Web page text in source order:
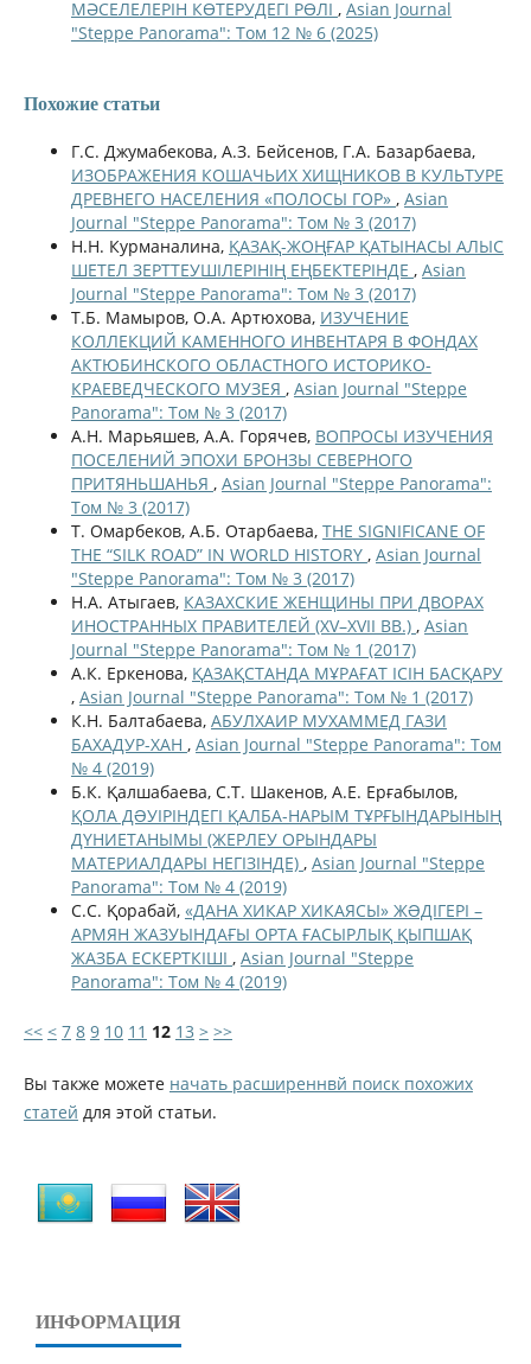
МӘСЕЛЕЛЕРІН КӨТЕРУДЕГІ РӨЛІ , Asian Journal
"Steppe Panorama": Том 12 № 6 (2025)
Похожие статьи
Г.С. Джумабекова, А.З. Бейсенов, Г.А. Базарбаева,
ИЗОБРАЖЕНИЯ КОШАЧЬИХ ХИЩНИКОВ В КУЛЬТУРЕ
ДРЕВНЕГО НАСЕЛЕНИЯ «ПОЛОСЫ ГОР» , Asian
Journal "Steppe Panorama": Том № 3 (2017)
Н.Н. Курманалина, ҚАЗАҚ-ЖОҢҒАР ҚАТЫНАСЫ АЛЫС
ШЕТЕЛ ЗЕРТТЕУШІЛЕРІНІҢ ЕҢБЕКТЕРІНДЕ , Asian
Journal "Steppe Panorama": Том № 3 (2017)
Т.Б. Мамыров, О.А. Артюхова, ИЗУЧЕНИЕ
КОЛЛЕКЦИЙ КАМЕННОГО ИНВЕНТАРЯ В ФОНДАХ
АКТЮБИНСКОГО ОБЛАСТНОГО ИСТОРИКО-
КРАЕВЕДЧЕСКОГО МУЗЕЯ , Asian Journal "Steppe
Panorama": Том № 3 (2017)
А.Н. Марьяшев, А.А. Горячев, ВОПРОСЫ ИЗУЧЕНИЯ
ПОСЕЛЕНИЙ ЭПОХИ БРОНЗЫ СЕВЕРНОГО
ПРИТЯНЬШАНЬЯ , Asian Journal "Steppe Panorama":
Том № 3 (2017)
Т. Oмарбеков, A.Б. Отарбаева, THE SIGNIFICANE OF
THE “SILK ROAD” IN WORLD HISTORY , Asian Journal
"Steppe Panorama": Том № 3 (2017)
Н.А. Атыгаев, КАЗАХСКИЕ ЖЕНЩИНЫ ПРИ ДВОРАХ
ИНОСТРАННЫХ ПРАВИТЕЛЕЙ (XV–XVII ВВ.) , Asian
Journal "Steppe Panorama": Том № 1 (2017)
А.К. Еркенова, ҚАЗАҚСТАНДА МҰРАҒАТ ІСІН БАСҚАРУ
, Asian Journal "Steppe Panorama": Том № 1 (2017)
К.Н. Балтабаева, АБУЛХАИР МУХАММЕД ГАЗИ
БАХАДУР-ХАН , Asian Journal "Steppe Panorama": Том
№ 4 (2019)
Б.К. Қалшабаева, С.Т. Шакенов, А.Е. Ерғабылов,
ҚОЛА ДƏУІРІНДЕГІ ҚАЛБА-НАРЫМ ТҰРҒЫНДАРЫНЫҢ
ДҮНИЕТАНЫМЫ (ЖЕРЛЕУ ОРЫНДАРЫ
МАТЕРИАЛДАРЫ НЕГІЗІНДЕ) , Asian Journal "Steppe
Panorama": Том № 4 (2019)
С.С. Қорабай, «ДАНА ХИКАР ХИКАЯСЫ» ЖƏДІГЕРІ –
АРМЯН ЖАЗУЫНДАҒЫ ОРТА ҒАСЫРЛЫҚ ҚЫПШАҚ
ЖАЗБА ЕСКЕРТКІШІ , Asian Journal "Steppe
Panorama": Том № 4 (2019)
<< < 7 8 9 10 11 12 13 > >>
Вы также можете начать расширеннвй поиск похожих
статей для этой статьи.
ИНФОРМАЦИЯ